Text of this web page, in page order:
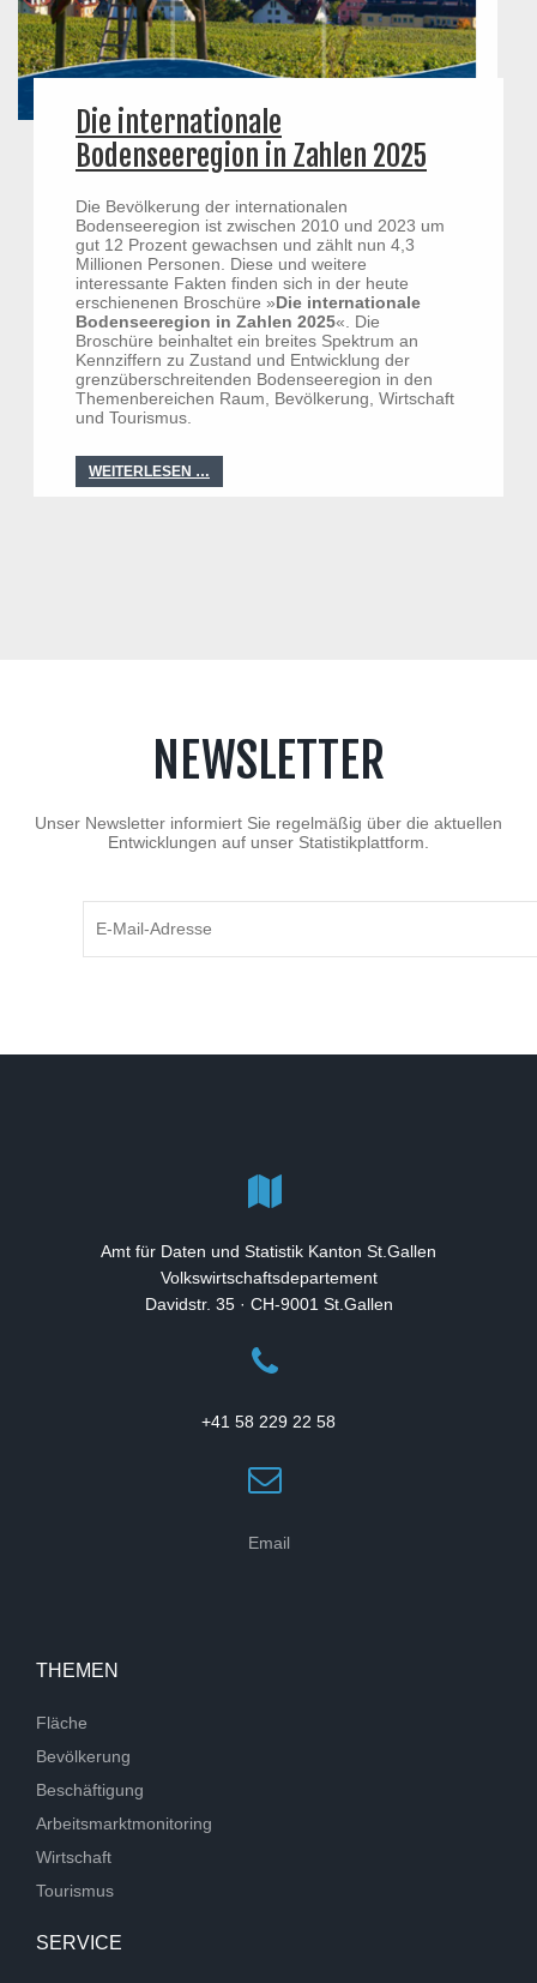
Die internationale
Bodenseeregion in Zahlen 2025
Die Bevölkerung der internationalen
Bodenseeregion ist zwischen 2010 und 2023 um
gut 12 Prozent gewachsen und zählt nun 4,3
Millionen Personen. Diese und weitere
interessante Fakten finden sich in der heute
erschienenen Broschüre »Die internationale
Bodenseeregion in Zahlen 2025«. Die
Broschüre beinhaltet ein breites Spektrum an
Kennziffern zu Zustand und Entwicklung der
grenzüberschreitenden Bodenseeregion in den
Themenbereichen Raum, Bevölkerung, Wirtschaft
und Tourismus.
WEITERLESEN …
NEWSLETTER
Unser Newsletter informiert Sie regelmäßig über die aktuellen
Entwicklungen auf unser Statistikplattform.
Amt für Daten und Statistik Kanton St.Gallen
Volkswirtschaftsdepartement
Davidstr. 35 · CH-9001 St.Gallen
+41 58 229 22 58
Email
THEMEN
Fläche
Bevölkerung
Beschäftigung
Arbeitsmarktmonitoring
Wirtschaft
Tourismus
SERVICE